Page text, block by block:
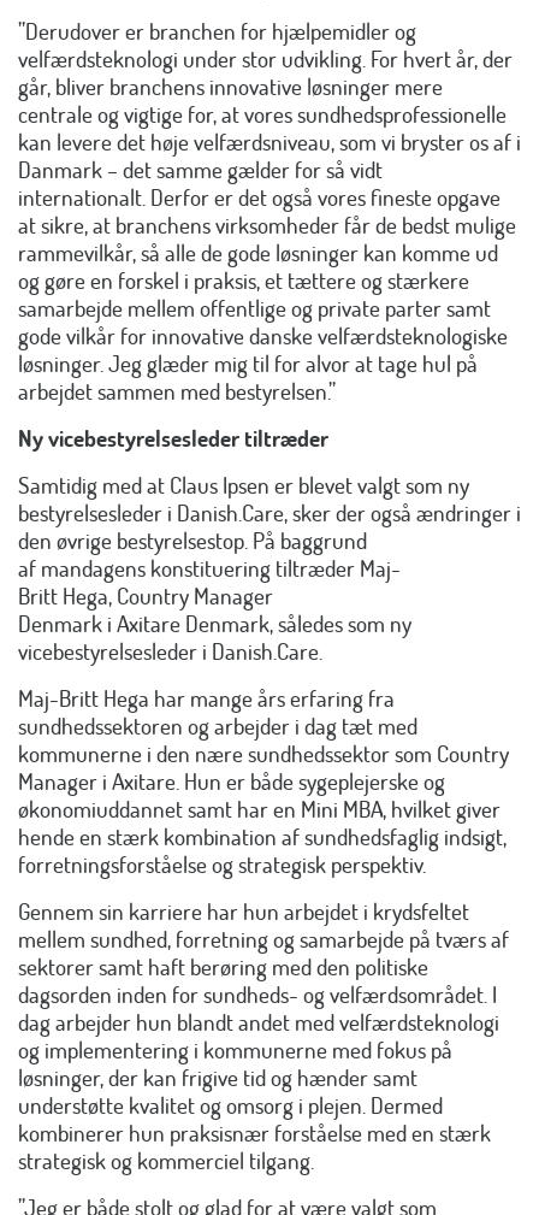
”Derudover er branchen for hjælpemidler og
velfærdsteknologi under stor udvikling. For hvert år, der
går, bliver branchens innovative løsninger mere
centrale og vigtige for, at vores sundhedsprofessionelle
kan levere det høje velfærdsniveau, som vi bryster os af i
Danmark – det samme gælder for så vidt
internationalt. Derfor er det også vores fineste opgave
at sikre, at branchens virksomheder får de bedst mulige
rammevilkår, så alle de gode løsninger kan komme ud
og gøre en forskel i praksis, et tættere og stærkere
samarbejde mellem offentlige og private parter samt
gode vilkår for innovative danske velfærdsteknologiske
løsninger. Jeg glæder mig til for alvor at tage hul på
arbejdet sammen med bestyrelsen.”
Ny vicebestyrelsesleder tiltræder
Samtidig med at Claus Ipsen er blevet valgt som ny
bestyrelsesleder i Danish.Care, sker der også ændringer i
den øvrige bestyrelsestop. På baggrund
af mandagens konstituering tiltræder Maj-
Britt Hega, Country Manager
Denmark i Axitare Denmark, således som ny
vicebestyrelsesleder i Danish.Care.
Maj-Britt Hega har mange års erfaring fra
sundhedssektoren og arbejder i dag tæt med
kommunerne i den nære sundhedssektor som Country
Manager i Axitare. Hun er både sygeplejerske og
økonomiuddannet samt har en Mini MBA, hvilket giver
hende en stærk kombination af sundhedsfaglig indsigt,
forretningsforståelse og strategisk perspektiv.
Gennem sin karriere har hun arbejdet i krydsfeltet
mellem sundhed, forretning og samarbejde på tværs af
sektorer samt haft berøring med den politiske
dagsorden inden for sundheds- og velfærdsområdet. I
dag arbejder hun blandt andet med velfærdsteknologi
og implementering i kommunerne med fokus på
løsninger, der kan frigive tid og hænder samt
understøtte kvalitet og omsorg i plejen. Dermed
kombinerer hun praksisnær forståelse med en stærk
strategisk og kommerciel tilgang.
”Jeg er både stolt og glad for at være valgt som